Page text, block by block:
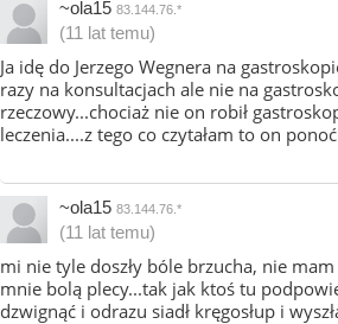
~ola15 83.144.76.*
(11 lat temu)
Ja idę do Jerzego Wegnera na
razy na konsultacjach ale nie na
rzeczowy...chociaż nie on robił
leczenia....z tego co czytałam to on
~ola15 83.144.76.*
(11 lat temu)
mi nie tyle doszły bóle brzucha, nie mam
mnie bolą plecy...tak jak ktoś tu
dzwignąć i odrazu siadł kręgosłup i